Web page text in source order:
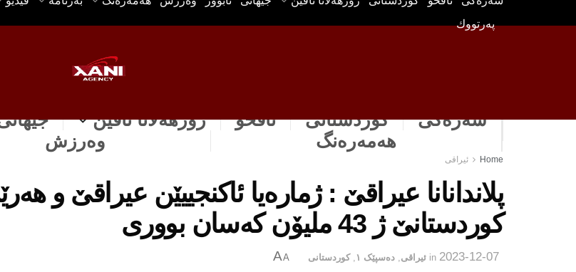
په‌رتووك
سەرەکی كوردستانى ناڤخۆ رۆژهه‌لاتا ناڤین
هه‌مه‌ره‌نگ
وه‌رزش
Home ئیراقی
پلاندانانا عیراقێ : ژماره‌یا ئاكنجییێن عیراقێ و
كوردستانێ ژ 43 ملیۆن كه‌سان بوورى
2023-12-07
in ئیراقی دەسپێک ١ ,كوردستانى A
A